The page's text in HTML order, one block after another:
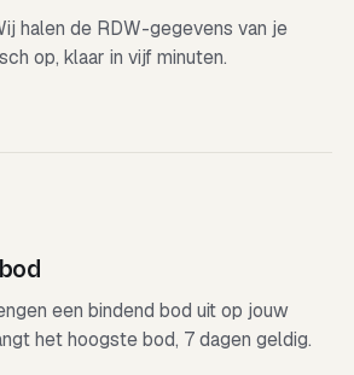
halen de RDW-gegevens van je
op, klaar in vijf minuten.
een bindend bod uit op jouw
het hoogste bod, 7 dagen geldig.